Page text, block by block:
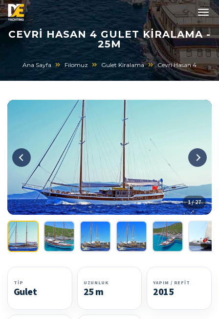
CEVRI HASAN 4 GULET KIRALAMA -
25M
Ana Sayfa Filomuz Gulet Kiralama Cevri Hasan 4
1 / 27
TIP
Gulet
UZUNLUK
25 m
YAPIM / REFIT
2015